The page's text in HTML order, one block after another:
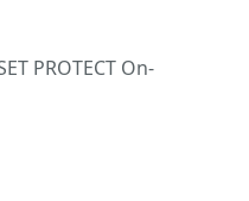
PROTECT On-